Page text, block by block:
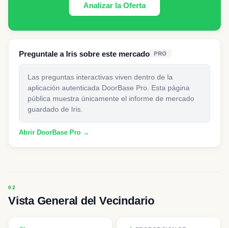
Analizar la Oferta
Preguntale a Iris sobre este mercado PRO
Las preguntas interactivas viven dentro de la
aplicación autenticada DoorBase Pro. Esta página
pública muestra únicamente el informe de mercado
guardado de Iris.
Abrir DoorBase Pro →
Vista General del Vecindario